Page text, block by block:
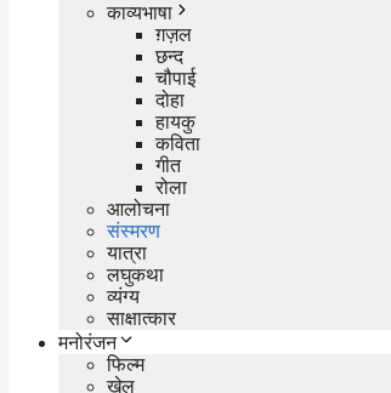
काव्यभाषा
ग़ज़ल
छन्द
चौपाई
दोहा
हायकु
कविता
गीत
रोला
आलोचना
संस्मरण
यात्रा
लघुकथा
व्यंग्य
साक्षात्कार
मनोरंजन
फिल्म
खेल